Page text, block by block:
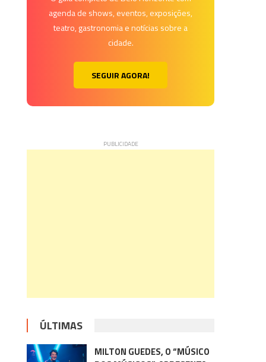
agenda de shows, eventos, exposições,
teatro, gastronomia e notícias sobre a
cidade.
SEGUIR AGORA!
ÚLTIMAS
MILTON GUEDES, O “MÚSICO